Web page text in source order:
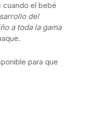
cuando el bebé
del
a toda la gama
para que